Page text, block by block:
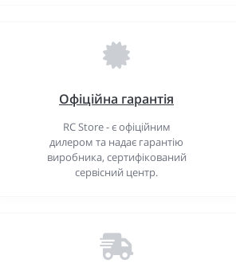
Офіційна гарантія
RC Store - є офіційним
дилером та надає гарантію
виробника, сертифікований
сервісний центр.